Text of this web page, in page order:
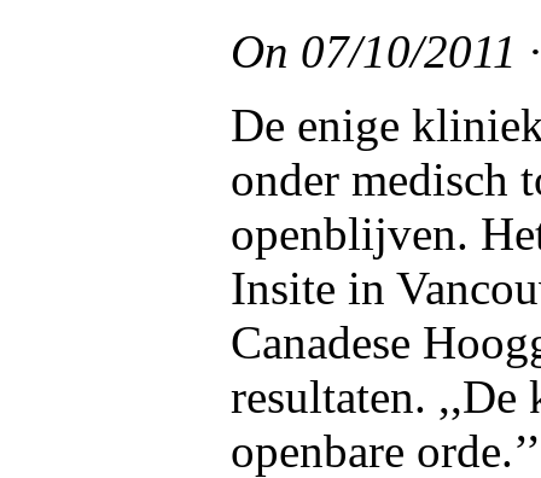
On 07/10/2011
De enige
onder medisch
openblijven.
Insite in
Canadese
resultaten. ,,De
openbare orde.’’